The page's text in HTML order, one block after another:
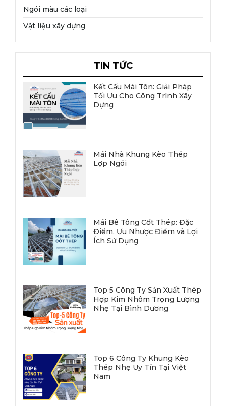
Ngói màu các loại
Vật liệu xây dựng
TIN TỨC
Kết Cấu Mái Tôn: Giải Pháp
Tối Ưu Cho Công Trình Xây
Dựng
Mái Nhà Khung Kèo Thép
Lợp Ngói
Mái Bê Tông Cốt Thép: Đặc
Điểm, Ưu Nhược Điểm và Lợi
Ích Sử Dụng
Top 5 Công Ty Sản Xuất Thép
Hợp Kim Nhôm Trọng Lượng
Nhẹ Tại Bình Dương
Top 6 Công Ty Khung Kèo
Thép Nhẹ Uy Tín Tại Việt
Nam